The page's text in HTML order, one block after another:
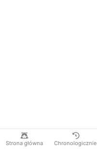
Strona główna Chronologicznie